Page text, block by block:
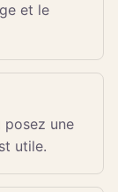
et le
posez une
utile.